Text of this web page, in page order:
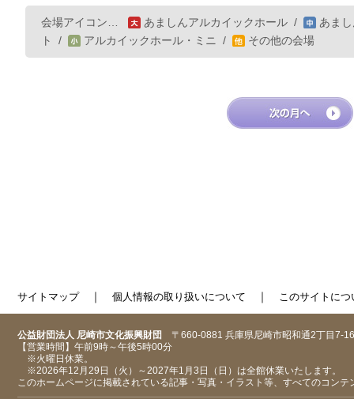
会場アイコン… あましんアルカイックホール /
あま
ト
/ アルカイックホール・ミニ / その他の会場
サイトマップ｜ 個人情報の取り扱いについて ｜ このサイトにつ
公益財団法人 尼崎市文化振興財団 〒660-0881 兵庫県尼崎市昭和通2丁目7-16
【営業時間】午前9時～午後5時00分
※火曜日休業。
※2026年12月29日（火）～2027年1月3日（日）は全館休業いたします。
このホームページに掲載されている記事・写真・イラスト等、すべてのコン